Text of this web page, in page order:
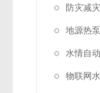
防灾减
地源热
水情自
物联网